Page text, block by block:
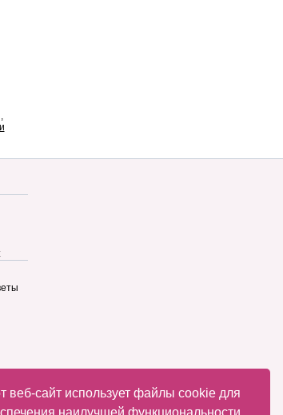
веб-сайт использует файлы cookie для
наилучшей функциональности